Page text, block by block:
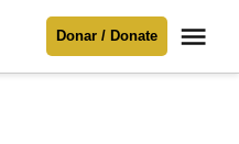
necesitamos
Donar / Donate